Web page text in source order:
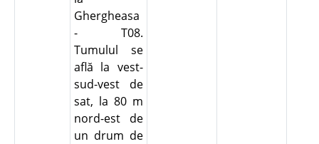
Ghergheasa
- T08.
Tumulul se
află la vest-
sud-vest de
sat, la 80 m
nord-est de
un drum de